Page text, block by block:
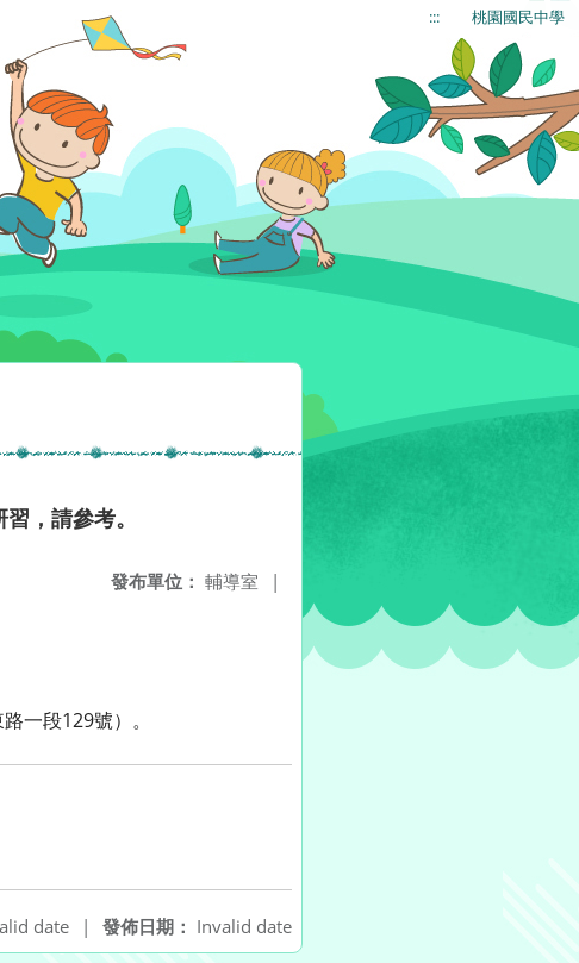
::: 桃園國民中學
，請參考。
發布單位： 輔導室 |
一段129號）。
發佈日期： Invalid date
date |